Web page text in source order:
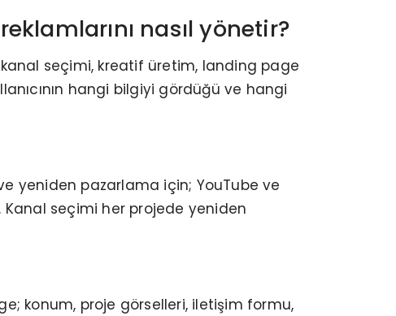
nasıl yönetir?
seçimi, kreatif üretim, landing page
hangi bilgiyi gördüğü ve hangi
yeniden pazarlama için; YouTube ve
seçimi her projede yeniden
konum, proje görselleri, iletişim formu,